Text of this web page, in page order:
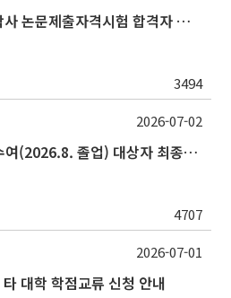
2026학년도 2학기 석·박사 논문제출자격시험 합격자 공고(TSQ Exam Result)
3494
2025학년도 후기 학위수여(2026.8. 졸업) 대상자 최종인준 논문 제출 안내
4707
2026-07-02
대학 학점교류 신청 안내
2026-07-01